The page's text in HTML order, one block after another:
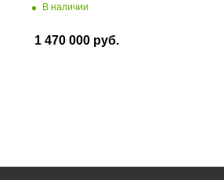
В наличии
1 470 000 руб.